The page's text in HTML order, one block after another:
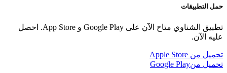
حمل التطبيقات
تطبيق الشناوي متاح الآن على Google Play و App Store. احصل
عليه الآن.
تحميل من Apple Store
تحميل منGoogle Play